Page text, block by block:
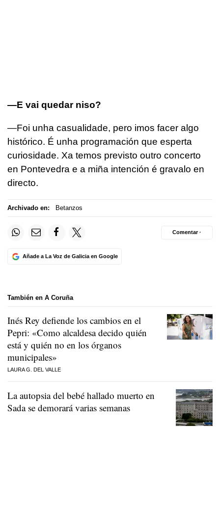
—E vai quedar niso?
—Foi unha casualidade, pero imos facer algo
histórico. É unha programación que esperta
curiosidade. Xa temos previsto outro concerto
en Pontevedra e a miña intención é gravalo en
directo.
Archivado en: Betanzos
Añade a La Voz de Galicia en Google
Comentar ·
También en A Coruña
Inés Rey defiende los cambios en el
Pepri: «Como alcaldesa decido quién
está y quién no en los órganos
municipales»
LAURA G. DEL VALLE
La autopsia del bebé hallado muerto en
Sada se demorará varias semanas